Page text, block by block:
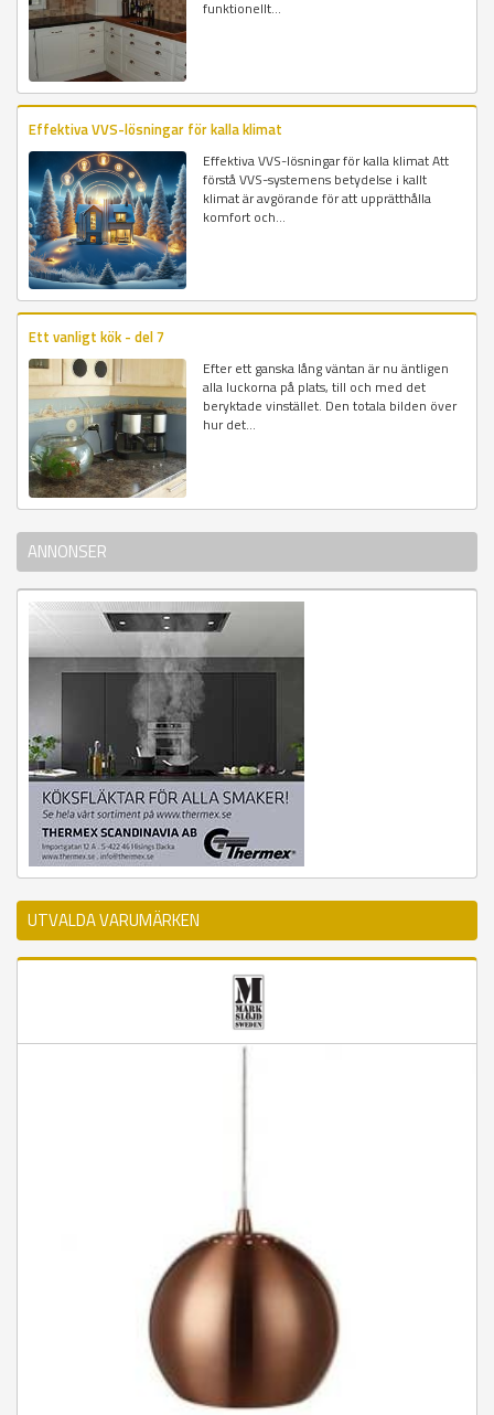
funktionellt...
Effektiva VVS-lösningar för kalla klimat
Effektiva VVS-lösningar för kalla klimat Att
förstå VVS-systemens betydelse i kallt
klimat är avgörande för att upprätthålla
komfort och...
Ett vanligt kök - del 7
Efter ett ganska lång väntan är nu äntligen
alla luckorna på plats, till och med det
beryktade vinstället. Den totala bilden över
hur det...
ANNONSER
UTVALDA VARUMÄRKEN